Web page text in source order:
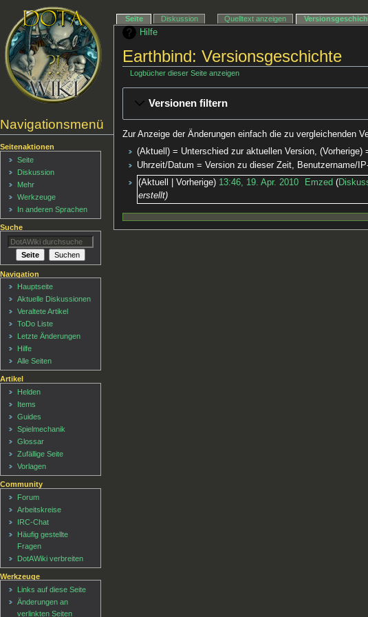
Hilfe
Earthbind: Versionsgeschichte
Logbücher dieser Seite anzeigen
Versionen filtern
Zur Anzeige der Änderungen einfach die zu vergleichenden
(Aktuell) = Unterschied zur aktuellen Version, (Vorherige)
Uhrzeit/Datum = Version zu dieser Zeit, Benutzername/
Aktuell
Vorherige 13:46, 19. Apr. 2010‎ Emzed
erstellt
Navigationsmenü
Seite Diskussion Quelltext anzeigen
Seitenaktionen
Seite
Diskussion
Mehr
Werkzeuge
In anderen Sprachen
Suche
Navigation
Hauptseite
Aktuelle Diskussionen
Veraltete Artikel
ToDo Liste
Letzte Änderungen
Hilfe
Alle Seiten
Artikel
Helden
Items
Guides
Spielmechanik
Glossar
Zufällige Seite
Vorlagen
Community
Forum
Arbeitskreise
IRC-Chat
Häufig gestellte
Fragen
DotAWiki verbreiten
Werkzeuge
Links auf diese Seite
Änderungen an
verlinkten Seiten